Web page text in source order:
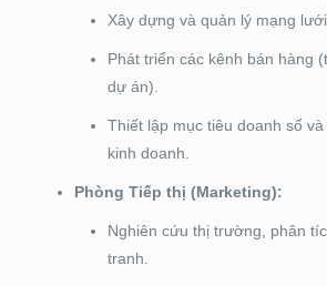
Xây dựng và quản lý mạng
Phát triển các kênh bán hàng
dự án).
Thiết lập mục tiêu doanh số
kinh doanh.
Phòng Tiếp thị (Marketing):
Nghiên cứu thị trường, phân
tranh.